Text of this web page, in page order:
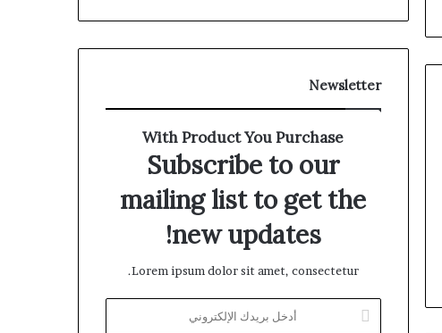
Newsletter
With Product You Purchase
Subscribe to our
mailing list to get the
new updates!
Lorem ipsum dolor sit amet, consectetur.
بريدك